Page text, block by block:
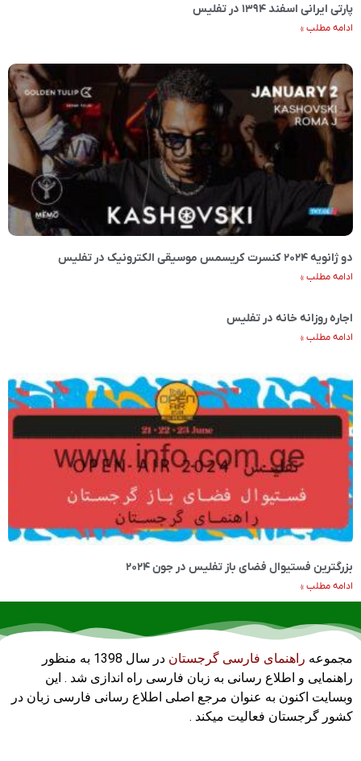
پارتی ایرانی اسفند ۱۳۹۴ در تفلیس
ادامه مطلب »
دو ژانویه ۲۰۲۴ کنسرت کریسمس موسیقی الکترونیک در تفلیس
ادامه مطلب »
اجاره روزانه خانه در تفلیس
ادامه مطلب »
بزرگترین فستیوال فضای باز تفلیس در جون ۲۰۲۴
ادامه مطلب »
مجموعه راهنمای فارسی گرجستان
در سال 1398 به منظور
راهنمایی و اطلاع رسانی به زبان فارسی راه اندازی شد . این
وبسایت اکنون به عنوان مرجع اصلی اطلاع رسانی فارسی زبان در
کشور گرجستان فعالیت میکند .